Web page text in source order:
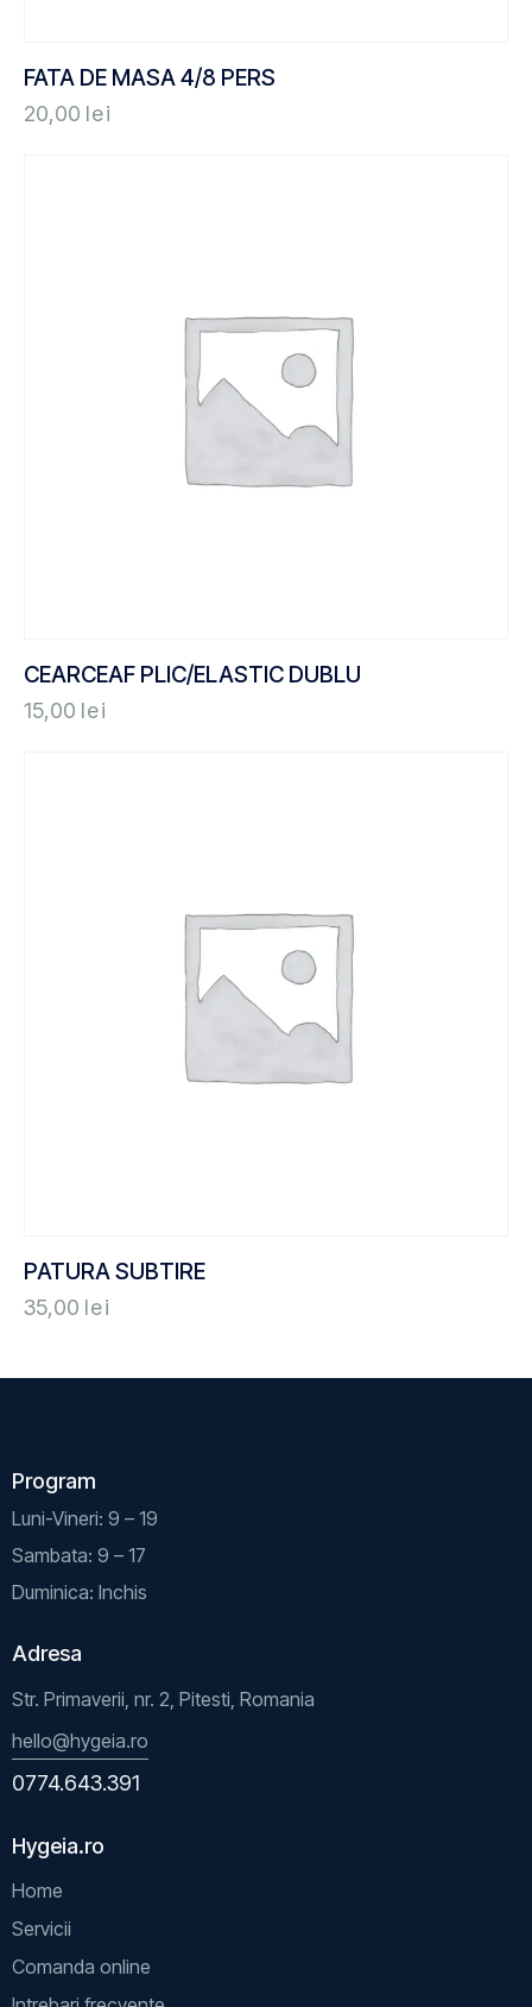
FATA DE MASA 4/8 PERS
20,00 lei
CEARCEAF PLIC/ELASTIC DUBLU
15,00 lei
PATURA SUBTIRE
35,00 lei
Program
Luni-Vineri: 9 – 19
Sambata: 9 – 17
Duminica: Inchis
Adresa
Str. Primaverii, nr. 2, Pitesti, Romania
hello@hygeia.ro
0774.643.391
Hygeia.ro
Home
Servicii
Comanda online